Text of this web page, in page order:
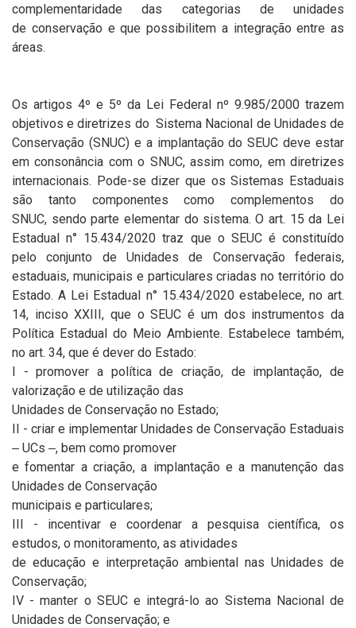
complementaridade das categorias de unidades
de conservação e que possibilitem a integração entre as
áreas.
Os artigos 4º e 5º da Lei Federal nº 9.985/2000 trazem
objetivos e diretrizes do Sistema Nacional de Unidades de
Conservação (SNUC) e a implantação do SEUC deve estar
em consonância com o SNUC, assim como, em diretrizes
internacionais. Pode-se dizer que os Sistemas Estaduais
são tanto componentes como complementos do
SNUC, sendo parte elementar do sistema. O art. 15 da Lei
Estadual n° 15.434/2020 traz que o SEUC é constituído
pelo conjunto de Unidades de Conservação federais,
estaduais, municipais e particulares criadas no território do
Estado. A Lei Estadual n° 15.434/2020 estabelece, no art.
14, inciso XXIII, que o SEUC é um dos instrumentos da
Política Estadual do Meio Ambiente. Estabelece também,
no art. 34, que é dever do Estado:
I - promover a política de criação, de implantação, de
valorização e de utilização das
Unidades de Conservação no Estado;
II - criar e implementar Unidades de Conservação Estaduais
‒ UCs ‒, bem como promover
e fomentar a criação, a implantação e a manutenção das
Unidades de Conservação
municipais e particulares;
III - incentivar e coordenar a pesquisa científica, os
estudos, o monitoramento, as atividades
de educação e interpretação ambiental nas Unidades de
Conservação;
IV - manter o SEUC e integrá-lo ao Sistema Nacional de
Unidades de Conservação; e